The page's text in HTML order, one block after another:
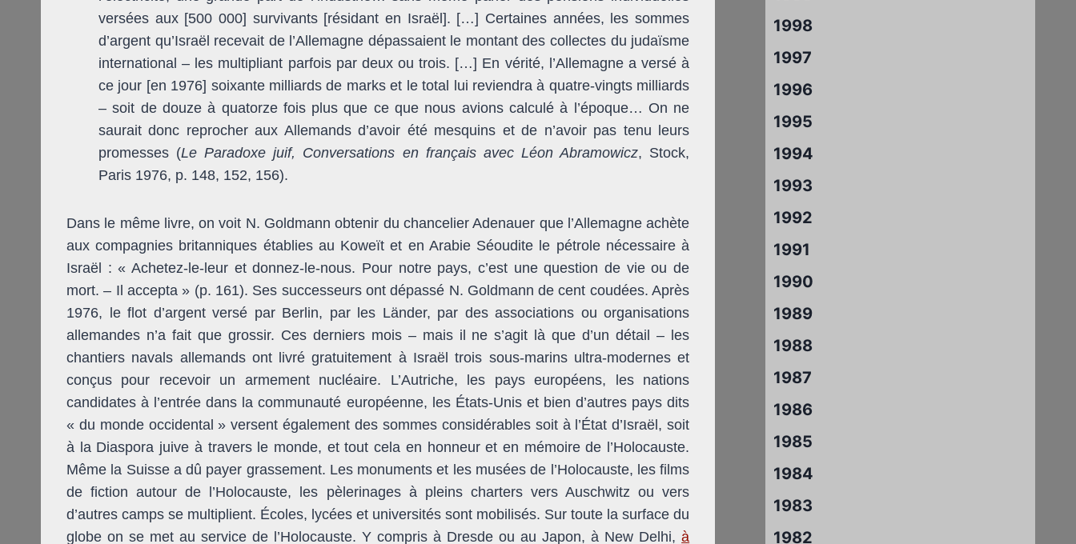
versées aux [500 000] survivants [résidant en Israël]. […] Certaines années, les sommes
d’argent qu’Israël recevait de l’Allemagne dépassaient le montant des collectes du judaïsme
international – les multipliant parfois par deux ou trois. […] En vérité, l’Allemagne a versé à
ce jour [en 1976] soixante milliards de marks et le total lui reviendra à quatre-vingts milliards
– soit de douze à quatorze fois plus que ce que nous avions calculé à l’époque… On ne
saurait donc reprocher aux Allemands d’avoir été mesquins et de n’avoir pas tenu leurs
promesses (Le Paradoxe juif, Conversations en français avec Léon Abramowicz, Stock,
Paris 1976, p. 148, 152, 156).
Dans le même livre, on voit N. Goldmann obtenir du chancelier Adenauer que l’Allemagne achète
aux compagnies britanniques établies au Koweït et en Arabie Séoudite le pétrole nécessaire à
Israël : « Achetez-le-leur et donnez-le-nous. Pour notre pays, c’est une question de vie ou de
mort. – Il accepta » (p. 161). Ses successeurs ont dépassé N. Goldmann de cent coudées. Après
1976, le flot d’argent versé par Berlin, par les Länder, par des associations ou organisations
allemandes n’a fait que grossir. Ces derniers mois – mais il ne s’agit là que d’un détail – les
chantiers navals allemands ont livré gratuitement à Israël trois sous-marins ultra-modernes et
conçus pour recevoir un armement nucléaire. L’Autriche, les pays européens, les nations
candidates à l’entrée dans la communauté européenne, les États-Unis et bien d’autres pays dits
« du monde occidental » versent également des sommes considérables soit à l’État d’Israël, soit
à la Diaspora juive à travers le monde, et tout cela en honneur et en mémoire de l’Holocauste.
Même la Suisse a dû payer grassement. Les monuments et les musées de l’Holocauste, les films
de fiction autour de l’Holocauste, les pèlerinages à pleins charters vers Auschwitz ou vers
d’autres camps se multiplient. Écoles, lycées et universités sont mobilisés. Sur toute la surface du
globe on se met au service de l’Holocauste. Y compris à Dresde ou au Japon, à New Delhi,à
1998
1997
1996
1995
1994
1993
1992
1991
1990
1989
1988
1987
1986
1985
1984
1983
1982